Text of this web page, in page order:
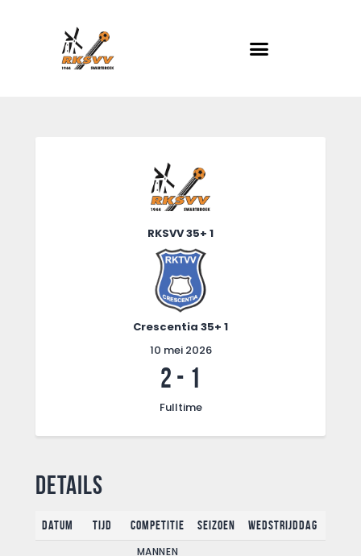
EvenementenRKSVV 35+ 1
Crescentia 35+ 1
10 mei 2026
2 - 1
Fulltime
Details
Datum Tijd Competitie Seizoen Wedstrijddag
MANNEN